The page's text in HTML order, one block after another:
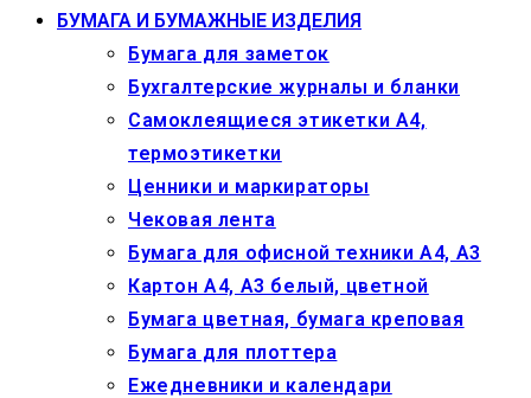
БУМАГА И БУМАЖНЫЕ ИЗДЕЛИЯ
Бумага для заметок
Бухгалтерские журналы и бланки
Самоклеящиеся этикетки А4,
термоэтикетки
Ценники и маркираторы
Чековая лента
Бумага для офисной техники А4, А3
Картон А4, А3 белый, цветной
Бумага цветная, бумага креповая
Бумага для плоттера
Ежедневники и календари